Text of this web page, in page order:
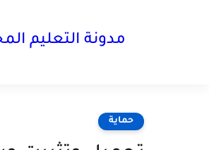
مدونة التعليم
حماية